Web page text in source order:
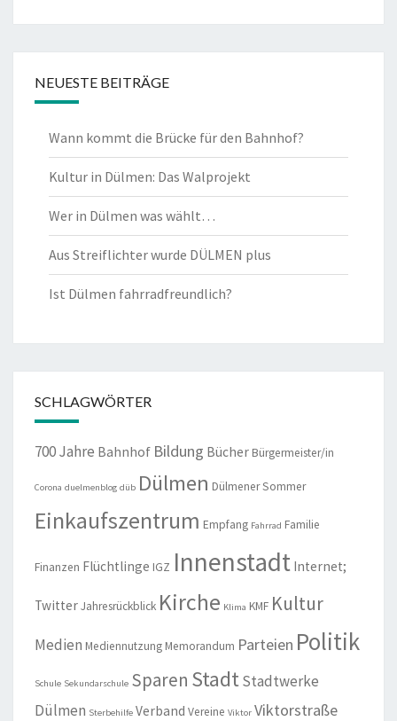
NEUESTE BEITRÄGE
Wann kommt die Brücke für den Bahnhof?
Kultur in Dülmen: Das Walprojekt
Wer in Dülmen was wählt…
Aus Streiflichter wurde DÜLMEN plus
Ist Dülmen fahrradfreundlich?
SCHLAGWÖRTER
700 Jahre Bahnhof Bildung Bücher Bürgermeister/in
Corona duelmenblog düb Dülmen Dülmener Sommer
Einkaufszentrum Empfang Fahrrad Familie
Finanzen Flüchtlinge IGZ Innenstadt Internet;
TwitterJahresrückblick Kirche Klima KMF Kultur
Medien Mediennutzung Memorandum Parteien Politik
Schule Sekundarschule Sparen StadtStadtwerke
Dülmen Sterbehilfe Verband Vereine Viktor Viktorstraße